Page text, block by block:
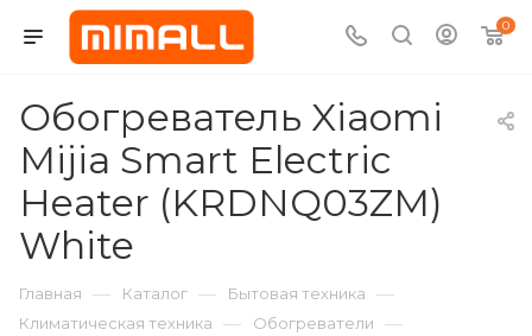
0
Обогреватель Xiaomi
Mijia Smart Electric
Heater (KRDNQ03ZM)
White
Главная — Каталог — Бытовая техника —
Климатическая техника — Обогреватели —